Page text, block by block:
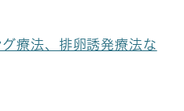
療法、排卵誘発療法な